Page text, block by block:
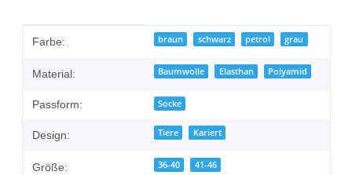
Produkteigenschaft
Wert
Farbe: braun schwarz petrol grau
Material: Baumwolle Elasthan Polyamid
Passform: Socke
Design: Tiere Kariert
Größe: 36-40 41-46